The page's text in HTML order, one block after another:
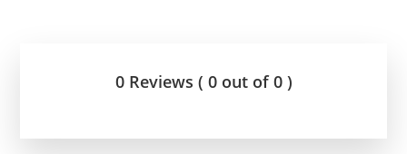
0 Reviews ( 0 out of 0 )